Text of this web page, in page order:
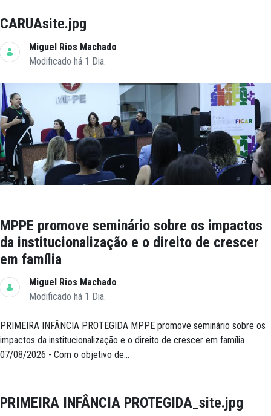
CARUAsite.jpg
Miguel Rios Machado
Modificado há 1 Dia.
MPPE promove seminário sobre os impactos
da institucionalização e o direito de crescer
em família
Miguel Rios Machado
Modificado há 1 Dia.
PRIMEIRA INFÂNCIA PROTEGIDA MPPE promove seminário sobre os
impactos da institucionalização e o direito de crescer em família
07/08/2026 - Com o objetivo de...
PRIMEIRA INFÂNCIA PROTEGIDA_site.jpg